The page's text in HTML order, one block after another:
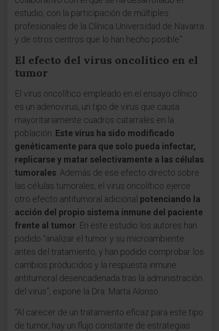
estudio, con la participación de múltiples
profesionales de la Clínica Universidad de Navarra
y de otros centros que lo han hecho posible”.
El efecto del virus oncolítico en el
tumor
El virus oncolítico empleado en el ensayo clínico
es un adenovirus, un tipo de virus que causa
mayoritariamente cuadros catarrales en la
población. Este virus ha sido modificado
genéticamente para que solo pueda infectar,
replicarse y matar selectivamente a las células
tumorales . Además de ese efecto directo sobre
las células tumorales, el virus oncolítico ejerce
otro efecto antitumoral adicional potenciando la
acción del propio sistema inmune del paciente
frente al tumor . En este estudio los autores han
podido “analizar el tumor y su microambiente
antes del tratamiento, y han podido comprobar los
cambios producidos y la respuesta inmune
antitumoral desencadenada tras la administración
del virus”, expone la Dra. Marta Alonso.
“Al carecer de un tratamiento eficaz para este tipo
de tumor, hay un flujo constante de estrategias